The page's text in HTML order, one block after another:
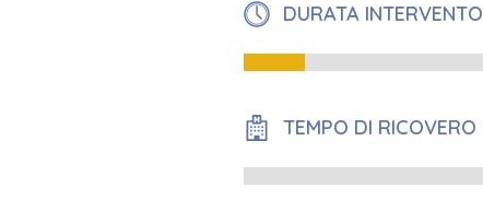
DURATA INTERVENTO
TEMPO DI RICOVERO